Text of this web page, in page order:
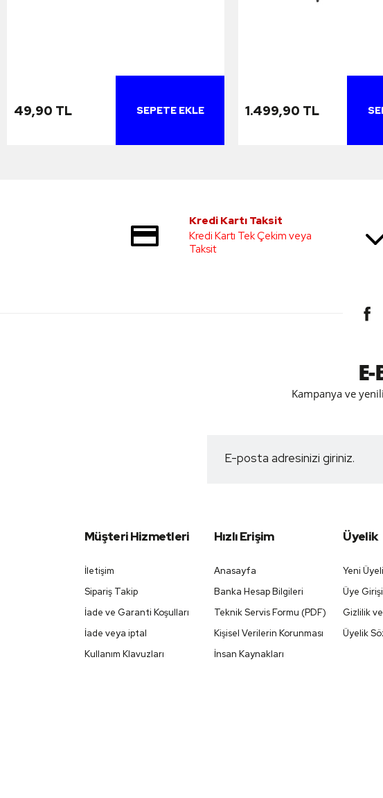
49,90 TL SEPETE EKLE 1.499,90 TL
Kredi Kartı Taksit
Kredi Kartı Tek Çekim veya
Taksit
Kampanya ve
Müşteri Hizmetleri
İletişim
Sipariş Takip
İade ve Garanti Koşulları
İade veya iptal
Kullanım Klavuzları
Hızlı Erişim
Anasayfa
Banka Hesap Bilgileri
Teknik Servis Formu (PDF)
Kişisel Verilerin Korunması
İnsan Kaynakları
Üyelik
Yeni
Üye Girişi
Gizlilik
Üyelik